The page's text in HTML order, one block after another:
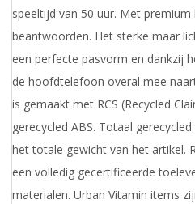
speeltijd van 50 uur. Met
beantwoorden. Het sterke maar
een perfecte pasvorm en dankzij
de hoofdtelefoon overal mee
is gemaakt met RCS (Recycled
gerecycled ABS. Totaal
het totale gewicht van het artikel.
een volledig gecertificeerde
materialen. Urban Vitamin items